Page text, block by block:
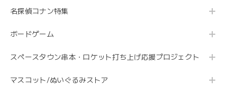
名探偵コナン特集
ボードゲーム
スペースタウン串本・ロケット打ち上げ応援プロジェクト
マスコット/ぬいぐるみストア